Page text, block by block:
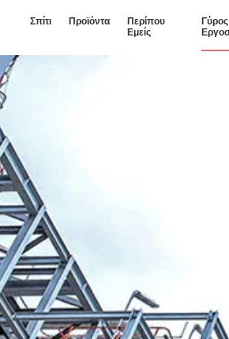
Σπίτι Προϊόντα
Περίπου
Εμείς
Γύρος